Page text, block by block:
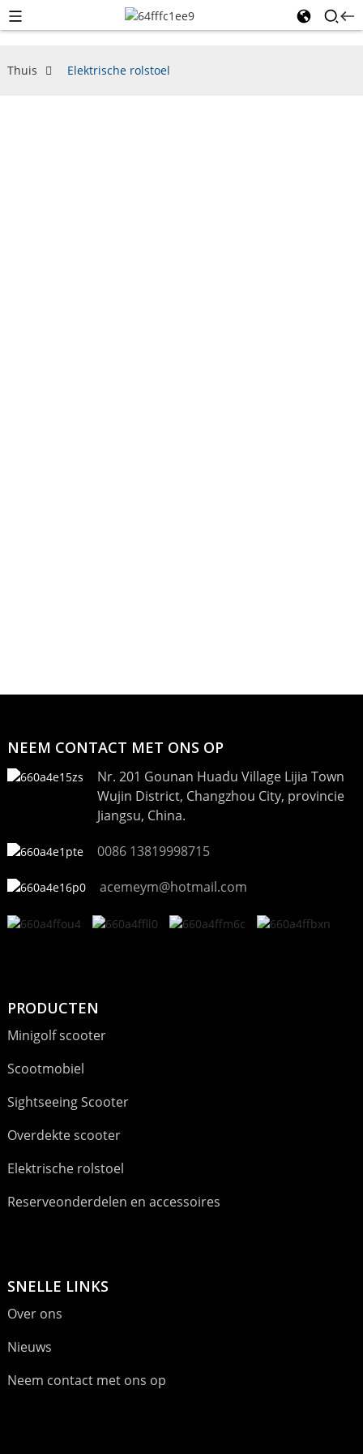
Thuis Elektrische rolstoel
NEEM CONTACT MET ONS OP
Nr. 201 Gounan Huadu Village Lijia Town
Wujin District, Changzhou City, provincie
Jiangsu, China.
0086 13819998715
acemeym@hotmail.com
PRODUCTEN
Minigolf scooter
Scootmobiel
Sightseeing Scooter
Overdekte scooter
Elektrische rolstoel
Reserveonderdelen en accessoires
SNELLE LINKS
Over ons
Nieuws
Neem contact met ons op